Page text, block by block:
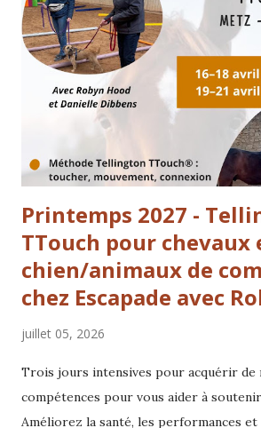
lesquelles il peut vraiment s’exprimer et
cette vision qui guide notre travail au
transmettre, former et accompagner
concrètement la vie des animaux… et la
construisons avec eux. Nos animaux
Printemps 2027 -
TTouch pour chevaux
chien/animaux de
chez Escapade avec
juillet 05, 2026
Trois jours intensives pour acquérir de
compétences pour vous aider à
Améliorez la santé, les performances